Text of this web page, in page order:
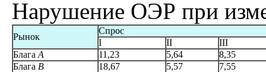
Нарушение ОЭР при
Рынок
Спрос
I
II
III
Блага А 11,23 5,64
8,35
Блага B 18,67 5,57
7,55